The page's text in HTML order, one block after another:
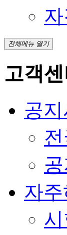
전체메뉴 열기
고객
공
자